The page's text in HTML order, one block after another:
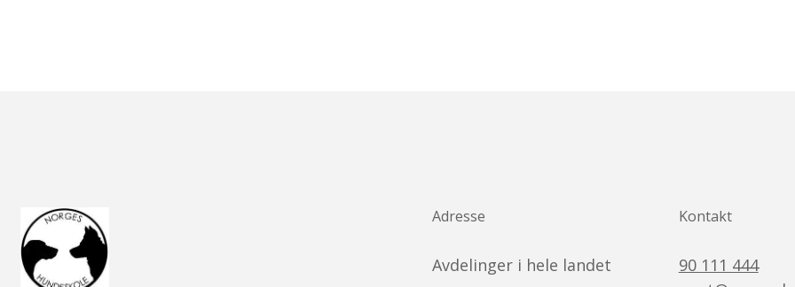
Adresse
Avdelinger i hele landet
Kontakt
90 111 444